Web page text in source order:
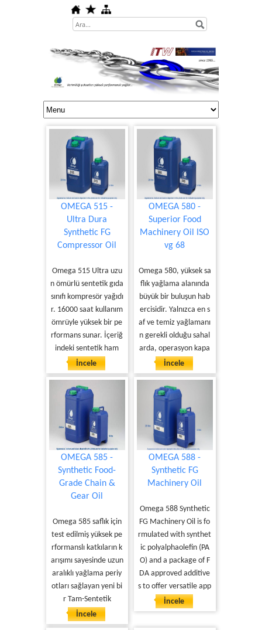
OMEGA 515 -
Ultra Dura
Synthetic FG
Compressor Oil
Omega 515 Ultra uzu
n ömürlü sentetik gıda
sınıfı kompresör yağıdı
r. 16000 saat kullanım
ömrüyle yüksek bir pe
rformans sunar. İçeriğ
indeki sentetik ham
İncele
OMEGA 580 -
Superior Food
Machinery Oil ISO
vg 68
Omega 580, yüksek sa
flık yağlama alanında
büyük bir buluşun hab
ercisidir. Yalnızca en s
af ve temiz yağlamanı
n gerekli olduğu sahal
arda, operasyon kapa
İncele
OMEGA 585 -
Synthetic Food-
Grade Chain &
Gear Oil
Omega 585 saflık için
test edilmiş yüksek pe
rformanslı katkıların k
arışımı sayesinde uzun
aralıklı yağlama periy
otları sağlayan yeni bi
r Tam-Sentetik
İncele
OMEGA 588 -
Synthetic FG
Machinery Oil
Omega 588 Synthetic
FG Machinery Oil is fo
rmulated with synthet
ic polyalphaolefin (PA
O) and a package of F
DA approved additive
s to offer versatile app
İncele